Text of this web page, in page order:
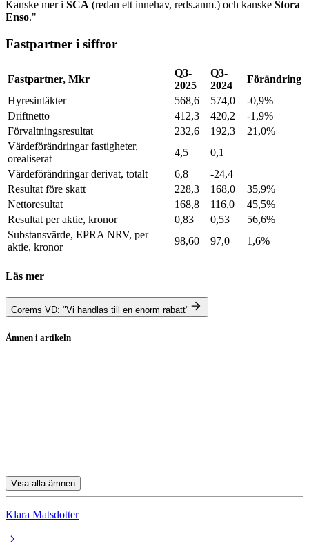
Kanske mer i SCA (redan ett innehav, reds.anm.) och kanske Stora
Enso."
Fastpartner i siffror
Fastpartner, Mkr
Q3-
2025
Q3-
2024
Förändring
Hyresintäkter
568,6 574,0
-0,9%
Driftnetto
412,3 420,2
-1,9%
Förvaltningsresultat
232,6 192,3
21,0%
Värdeförändringar fastigheter,
orealiserat
4,5
0,1
Värdeförändringar derivat, totalt
6,8
-24,4
Resultat före skatt
228,3 168,0
35,9%
Nettoresultat
168,8 116,0
45,5%
Resultat per aktie, kronor
0,83 0,53
56,6%
Substansvärde, EPRA NRV, per
aktie, kronor
98,60 97,0 1,6%
Läs mer
Corems VD: "Vi handlas till en enorm rabatt"
Ämnen i artikeln
Visa alla ämnen
Klara Matsdotter